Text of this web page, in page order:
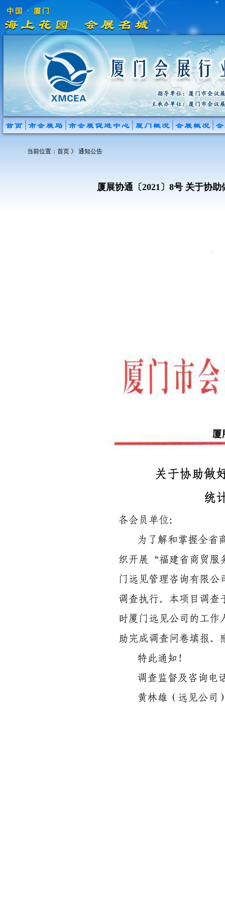
当前位置： 首页 》 通知公告
厦展协通〔2021〕8号 关于协